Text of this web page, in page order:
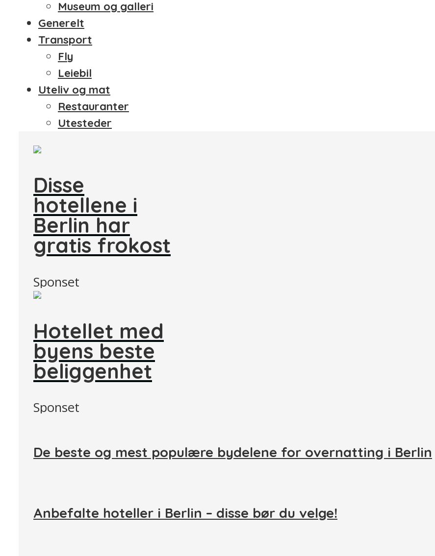
Museum og galleri
Generelt
Transport
Fly
Leiebil
Uteliv og mat
Restauranter
Utesteder
Disse
hotellene i
Berlin har
gratis frokost
Sponset
Hotellet med
byens beste
beliggenhet
Sponset
De beste og mest populære bydelene for overnatting i Berlin
Anbefalte hoteller i Berlin – disse bør du velge!